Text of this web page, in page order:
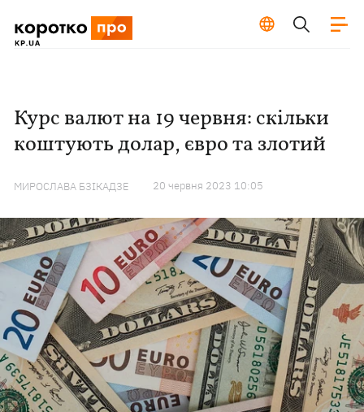
Курс валют на 19 червня: скільки
коштують долар, євро та злотий
МИРОСЛАВА БЗІКАДЗЕ 20 червня 2023 10:05